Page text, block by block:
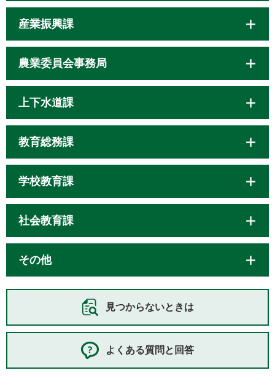
産業振興課
農業委員会事務局
上下水道課
教育総務課
学校教育課
社会教育課
その他
見つからないときは
よくある質問と回答